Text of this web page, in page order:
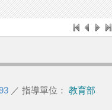
／ 指導單位： 教育部